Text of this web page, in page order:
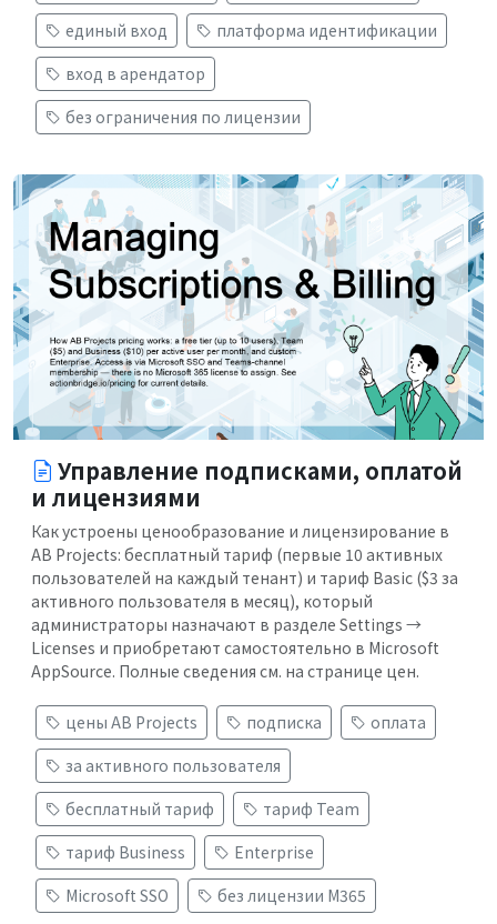
единый вход
платформа идентификации
вход в арендатор
без ограничения по лицензии
Управление подписками, оплатой
и лицензиями
Как устроены ценообразование и лицензирование в
AB Projects: бесплатный тариф (первые 10 активных
пользователей на каждый тенант) и тариф Basic ($3 за
активного пользователя в месяц), который
администраторы назначают в разделе Settings →
Licenses и приобретают самостоятельно в Microsoft
AppSource. Полные сведения см. на странице цен.
цены AB Projects подписка
оплата
за активного пользователя
бесплатный тариф
тариф Team
тариф Business
Enterprise
Microsoft SSO
без лицензии M365